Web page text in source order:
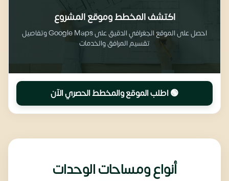
اكتشف المخطط وموقع المشروع
احصل على الموقع الجغرافي الدقيق على Google Maps وتفاصيل
تقسيم المرافق والخدمات
🟢 اطلب الموقع والمخطط الحصري الآن
أنواع ومساحات الوحدات